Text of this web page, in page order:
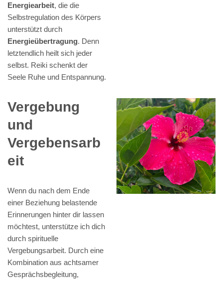
Energiearbeit, die die
Selbstregulation des Körpers
unterstützt durch
Energieübertragung. Denn
letztendlich heilt sich jeder
selbst. Reiki schenkt der
Seele Ruhe und Entspannung.
Vergebung
und
Vergebensarb
eit
Wenn du nach dem Ende
einer Beziehung belastende
Erinnerungen hinter dir lassen
möchtest, unterstütze ich dich
durch spirituelle
Vergebungsarbeit. Durch eine
Kombination aus achtsamer
Gesprächsbegleitung,